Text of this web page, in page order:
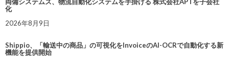
両備システムズ、物流自動化システムを手掛ける 株式会社APTを子会社
化
2026年8月9日
Shippio、「輸送中の商品」の可視化をInvoiceのAI-OCRで自動化する新
機能を提供開始